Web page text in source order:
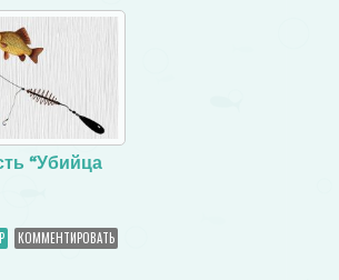
“Убийца
КОММЕНТИРОВАТЬ